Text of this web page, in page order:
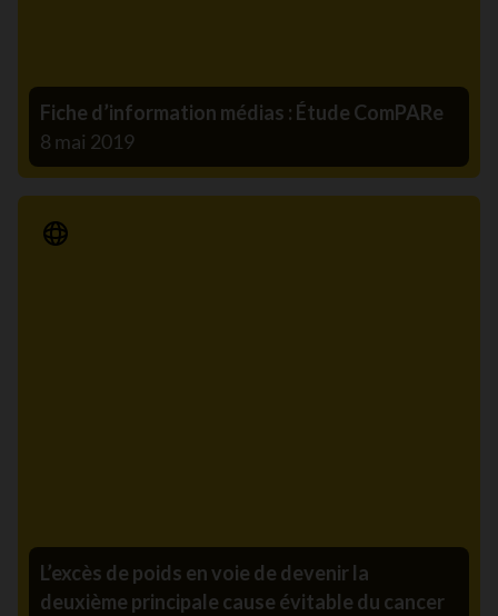
Fiche d’information médias : Étude ComPARe
8 mai 2019
Communiqué de presse
L’excès de poids en voie de devenir la
deuxième principale cause évitable du cancer